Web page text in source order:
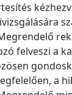
felveszi a
a